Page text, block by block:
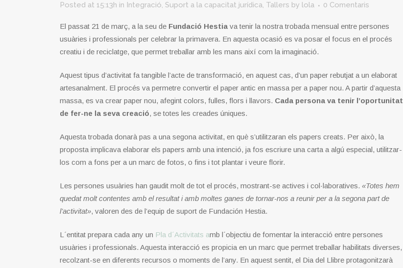
Posted at 15:13h in Integració, Suport a la capacitat jurídica, Tallers by lola 0 Comentaris
El passat 21 de març, a la seu de Fundació Hestia va tenir la nostra trobada mensual entre persones
usuàries i professionals per celebrar la primavera. En aquesta ocasió es va posar el focus en el procés
creatiu i de reciclatge, que permet treballar amb les mans així com la imaginació.
Aquest tipus d’activitat fa tangible l’acte de transformació, en aquest cas, d’un paper rebutjat a un elaborat
artesanalment. El procés va permetre convertir el paper antic en massa per a paper nou. A partir d’aquesta
massa, es va crear paper nou, afegint colors, fulles, flors i llavors. Cada persona va tenir l’oportunitat
de fer-ne la seva creació, se totes les creades úniques.
Aquesta trobada donarà pas a una segona activitat, en què s’utilitzaran els papers creats. Per això, la
proposta implicava elaborar els papers amb una intenció, ja fos escriure una carta a algú especial, utilitzar-
los com a fons per a un marc de fotos, o fins i tot plantar i veure florir.
Les persones usuàries han gaudit molt de tot el procés, mostrant-se actives i col·laboratives. «Totes hem
quedat molt contentes amb el resultat i amb moltes ganes de tornar-nos a reunir per a la segona part de
l’activitat», valoren des de l’equip de suport de Fundación Hestia.
L´entitat prepara cada any un Pla d´Activitats amb l´objectiu de fomentar la interacció entre persones
usuàries i professionals. Aquesta interacció es propicia en un marc que permet treballar habilitats diverses,
recolzant-se en diferents recursos o moments de l’any. En aquest sentit, el Dia del Llibre protagonitzarà